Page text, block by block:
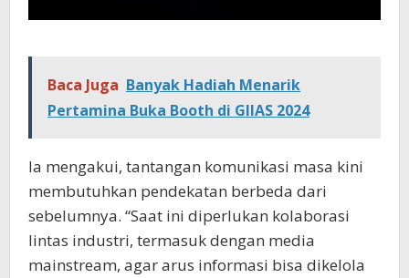
Baca Juga Banyak Hadiah Menarik
Pertamina Buka Booth di GIIAS 2024
Ia mengakui, tantangan komunikasi masa kini
membutuhkan pendekatan berbeda dari
sebelumnya. “Saat ini diperlukan kolaborasi
lintas industri, termasuk dengan media
mainstream, agar arus informasi bisa dikelola